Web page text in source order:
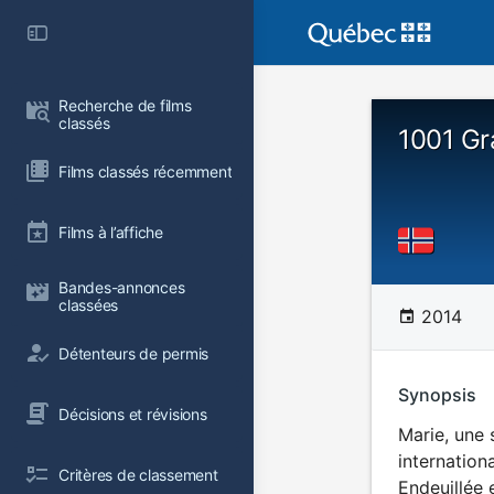
Recherche de films
classés
Films classés récemment
Films à l’affiche
Bandes-annonces
classées
Détenteurs de permis
Décisions et révisions
Critères de classement
1001
2014
Synopsis
Marie, une
Endeuillée